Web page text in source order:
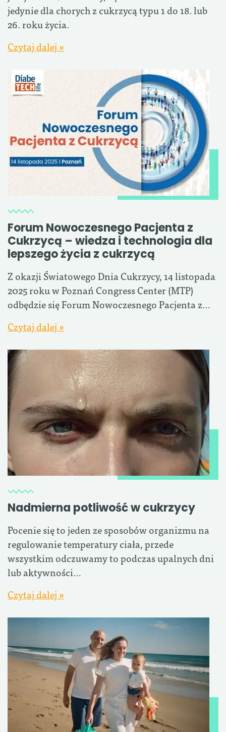
jedynie dla chorych z cukrzycą typu 1 do 18. lub
26. roku życia.
Czytaj dalej »
Forum Nowoczesnego Pacjenta z
Cukrzycą – wiedza i technologia dla
lepszego życia z cukrzycą
Z okazji Światowego Dnia Cukrzycy, 14 listopada
2025 roku w Poznań Congress Center (MTP)
odbędzie się Forum Nowoczesnego Pacjenta z…
Czytaj dalej »
Nadmierna potliwość w cukrzycy
Pocenie się to jeden ze sposobów organizmu na
regulowanie temperatury ciała, przede
wszystkim odczuwamy to podczas upalnych dni
lub aktywności…
Czytaj dalej »